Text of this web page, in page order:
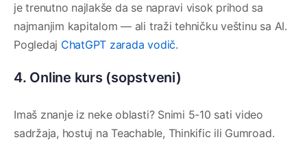
je trenutno najlakše da se napravi visok prihod sa
najmanjim kapitalom — ali traži tehničku veštinu sa AI.
Pogledaj ChatGPT zarada vodič.
4. Online kurs (sopstveni)
Imaš znanje iz neke oblasti? Snimi 5-10 sati video
sadržaja, hostuj na Teachable, Thinkific ili Gumroad.